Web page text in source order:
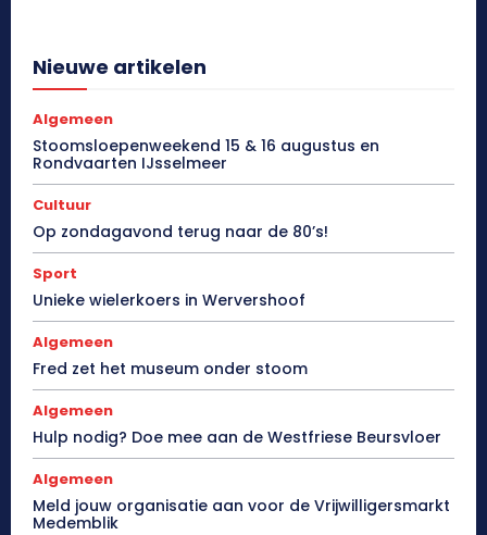
Nieuwe artikelen
Algemeen
Stoomsloepenweekend 15 & 16 augustus en
Rondvaarten IJsselmeer
Cultuur
Op zondagavond terug naar de 80’s!
Sport
Unieke wielerkoers in Wervershoof
Algemeen
Fred zet het museum onder stoom
Algemeen
Hulp nodig? Doe mee aan de Westfriese Beursvloer
Algemeen
Meld jouw organisatie aan voor de Vrijwilligersmarkt
Medemblik